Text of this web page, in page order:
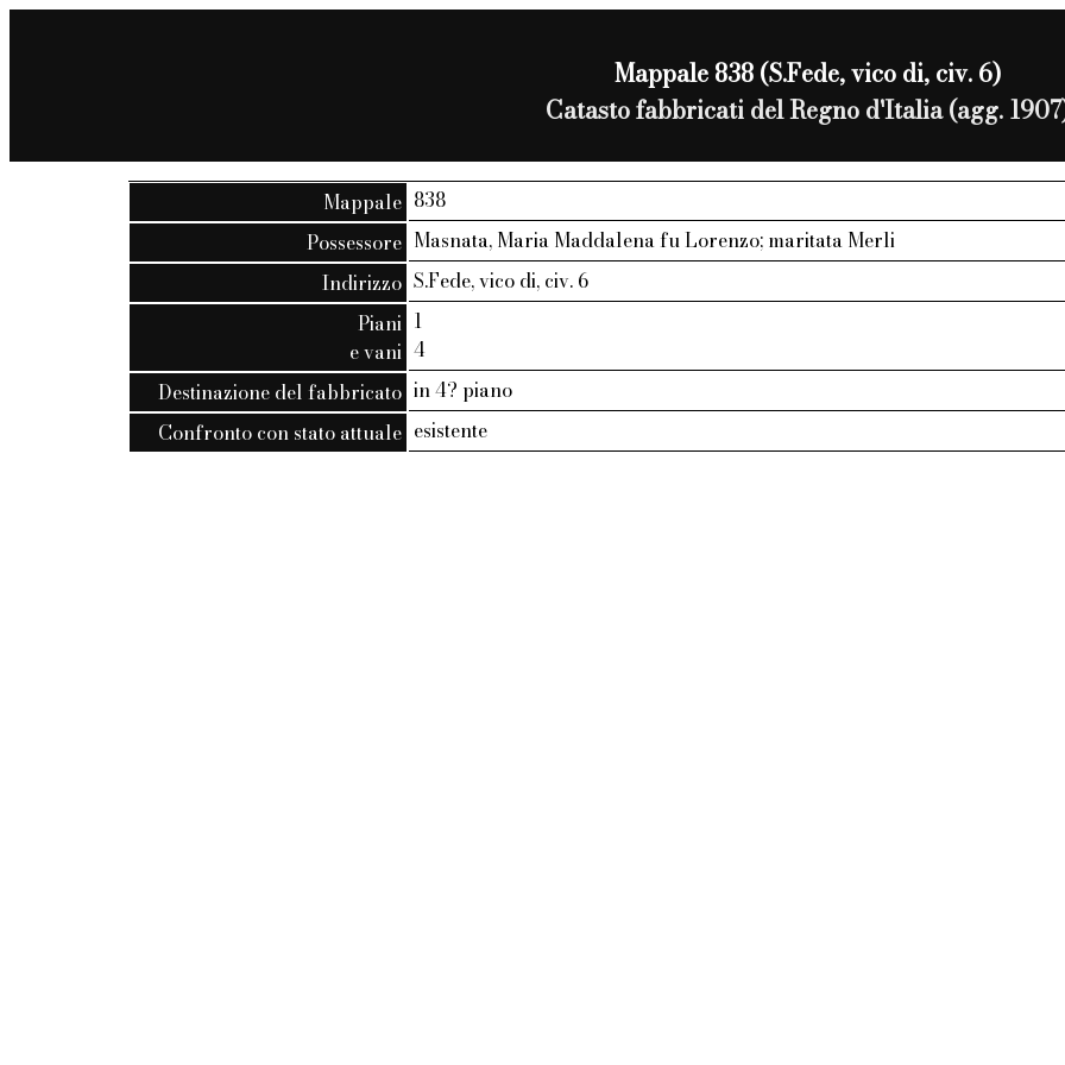
Mappale 838 (S.Fede, vico di, civ. 6)
Catasto fabbricati del Regno d'Italia (agg.
Mappale 838
Possessore Masnata, Maria Maddalena fu Lorenzo; maritata Merli
Indirizzo S.Fede, vico di, civ. 6
Piani
e vani
1
4
Destinazione del fabbricato in 4? piano
Confronto con stato attuale esistente